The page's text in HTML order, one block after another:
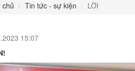
chủ Tin tức - sự kiện LỜI
15:07